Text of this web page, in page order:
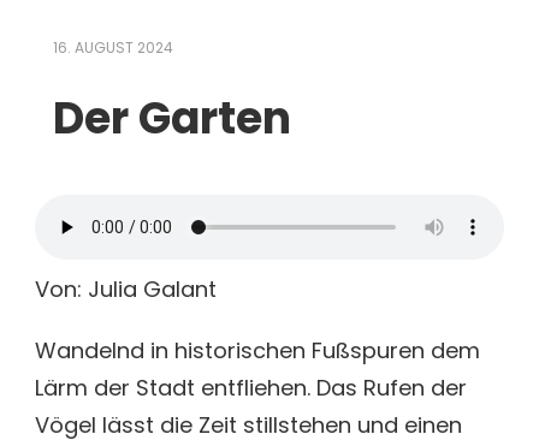
16. AUGUST 2024
Der Garten
Von: Julia Galant
Wandelnd in historischen Fußspuren dem
Lärm der Stadt entfliehen. Das Rufen der
Vögel lässt die Zeit stillstehen und einen